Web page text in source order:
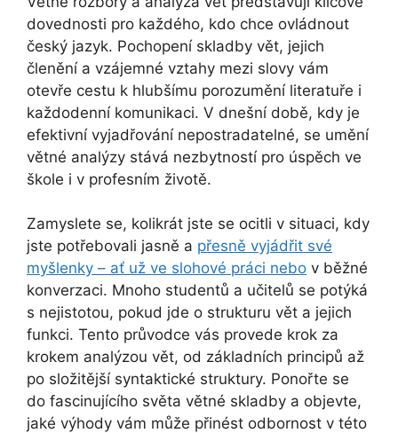
dovednosti pro každého, kdo chce ovládnout
český jazyk. Pochopení skladby vět, jejich
členění a vzájemné vztahy mezi slovy vám
otevře cestu k hlubšímu porozumění literatuře i
každodenní komunikaci. V dnešní době, kdy je
efektivní vyjadřování nepostradatelné, se umění
větné analýzy stává nezbytností pro úspěch ve
škole i v profesním životě.
Zamyslete se, kolikrát jste se ocitli v situaci, kdy
jste potřebovali jasně a přesně vyjádřit své
myšlenky – ať už ve slohové práci nebo v běžné
konverzaci. Mnoho studentů a učitelů se potýká
s nejistotou, pokud jde o strukturu vět a jejich
funkci. Tento průvodce vás provede krok za
krokem analýzou vět, od základních principů až
po složitější syntaktické struktury. Ponořte se
do fascinujícího světa větné skladby a objevte,
jaké výhody vám může přinést odbornost v této